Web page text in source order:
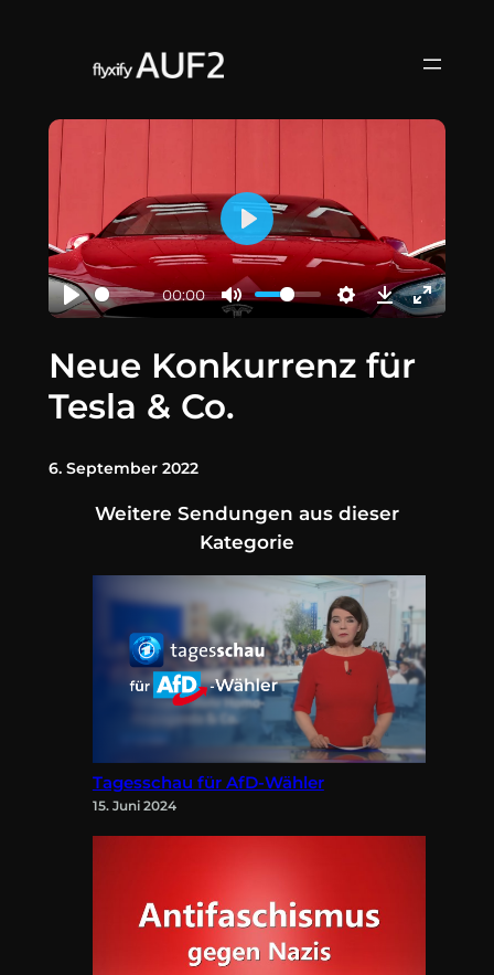
springen
00:00
Play
Neue Konkurrenz für
Tesla & Co.
6. September 2022
Weitere Sendungen aus dieser
Kategorie
Tagesschau für AfD-Wähler
15. Juni 2024